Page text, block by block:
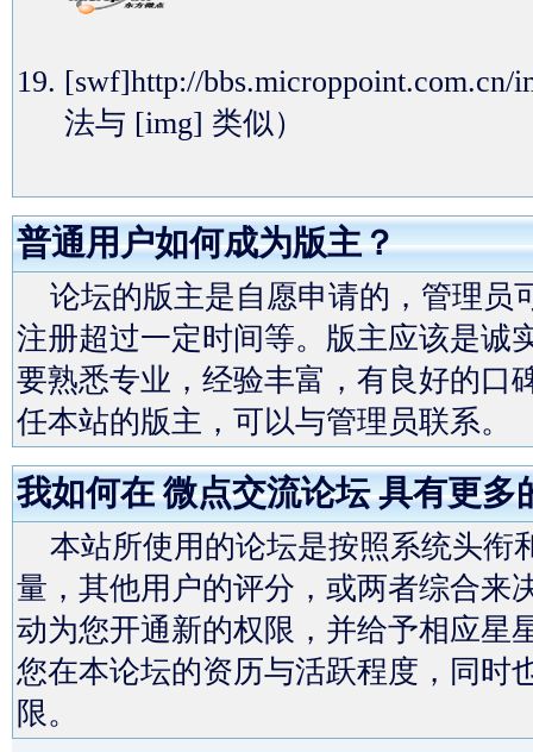
[swf]http://
法与 [img] 类似）
普通用户如何成为版主？
论坛的版主是自愿申请的，管理员
注册超过一定时间等。版主应该是诚
要熟悉专业，经验丰富，有良好的口
任本站的版主，可以与管理员联系。
我如何在 微点交流论坛 具有更多
本站所使用的论坛是按照系统头衔
量，其他用户的评分，或两者综合来
动为您开通新的权限，并给予相应星
您在本论坛的资历与活跃程度，同时
限。